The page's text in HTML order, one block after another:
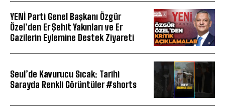
YENİ Parti Genel Başkanı Özgür
Özel’den Er Şehit Yakınları ve Er
Gazilerin Eylemine Destek Ziyareti
Seul’de Kavurucu Sıcak: Tarihi
Sarayda Renkli Görüntüler #shorts